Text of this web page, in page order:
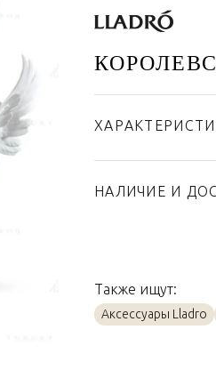
НАЛИЧИЕ И
Также ищут:
Аксессуары Lladro